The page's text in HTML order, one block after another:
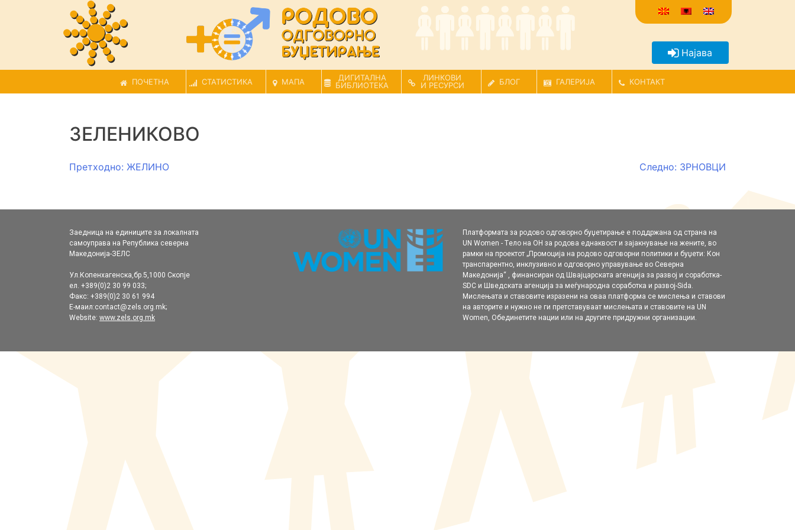
Најава
ПОЧЕТНА СТАТИСТИКА МАПА
ДИГИТАЛНА
БИБЛИОТЕКА
ЛИНКОВИ
И РЕСУРСИ
БЛОГ ГАЛЕРИЈА КОНТАКТ
ЗЕЛЕНИКОВО
Навигација
напис
Претходно: ЖЕЛИНО Следно: ЗРНОВЦИ
Заедница на единиците за локалната
самоуправа на Република северна
Македонија-ЗЕЛС
Ул.Копенхагенска,бр.5,1000 Скопје
ел. +389(0)2 30 99 033;
Факс: +389(0)2 30 61 994
Е-маил:contact@zels.org.mk;
Website: www.zels.org.mk
Платформата за родово одговорно буџетирање е поддржана од страна на
UN Women - Tело на ОН за родова еднаквост и зајакнување на жените, во
рамки нa проектот „Промоција на родовo одговорни политики и буџети: Кон
транспарентно, инклузивно и одговорно управување во Северна
Македонија“ , финансиран од Швајцарската агенција за развој и соработка-
SDC и Шведската агенција за меѓународна соработка и развој-Sida.
Мислењата и ставовите изразени на оваа платформа се мислења и ставови
на авторите и нужно не ги претставуваат мислењата и ставовите на UN
Women, Обединетите нации или на другите придружни организации.